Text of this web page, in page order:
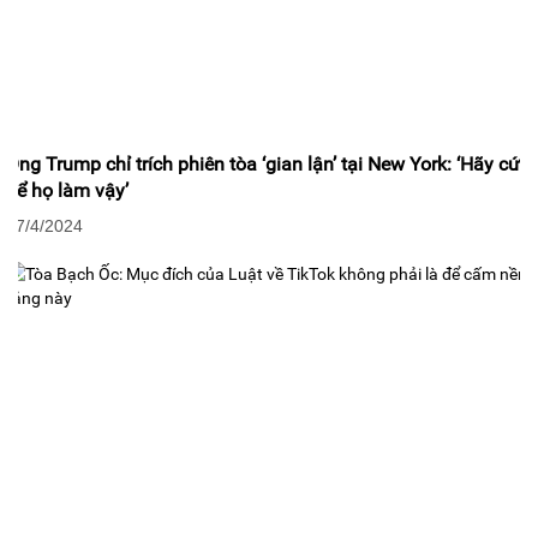
Ông Trump chỉ trích phiên tòa ‘gian lận’ tại New York: ‘Hãy cứ
để họ làm vậy’
27/4/2024